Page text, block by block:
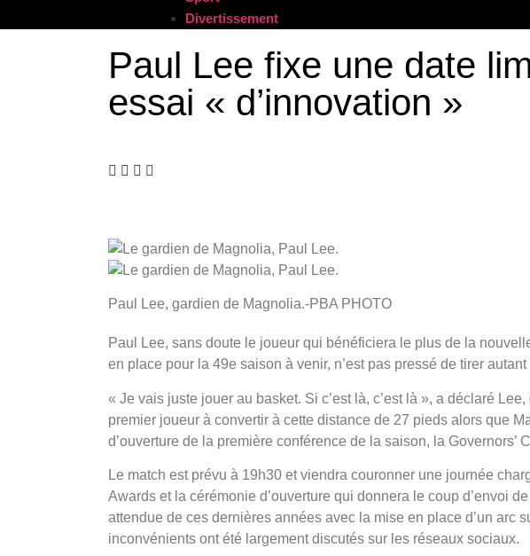
Divertissement
Paul Lee fixe une date
essai « d’innovation »
Paul Lee, gardien de Magnolia.-PBA PHOTO
Paul Lee, sans doute le joueur qui bénéficiera le plus de la
en place pour la 49e saison à venir, n’est pas pressé de tirer
« Je vais juste jouer au basket. Si c’est là, c’est là », a déclaré
premier joueur à convertir à cette distance de 27 pieds alors que
d’ouverture de la première conférence de la saison, la Governors’
Le match est prévu à 19h30 et viendra couronner une journée
Awards et la cérémonie d’ouverture qui donnera le coup d’envoi
attendue de ces dernières années avec la mise en place d’un arc
inconvénients ont été largement discutés sur les réseaux sociaux.